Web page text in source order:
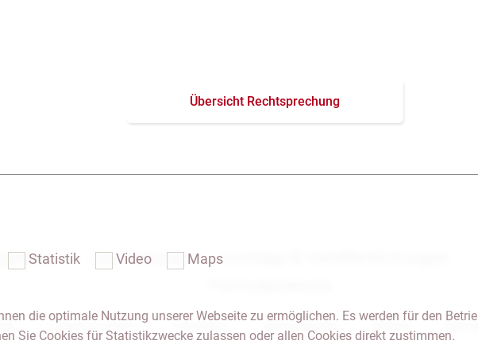
Übersicht Rechtsprechung
Das Notariat Vorträge & Veröffentlichungen
Kontakt & Anfahrt Seitenübersicht
Statistik Video Maps
die optimale Nutzung unserer Webseite zu ermöglichen. Es werden für den
Sie Cookies für Statistikzwecke zulassen oder allen Cookies direkt zustimmen.